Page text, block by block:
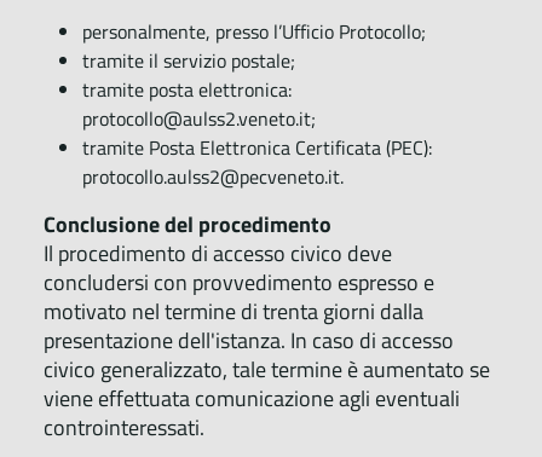
personalmente, presso l’Ufficio Protocollo;
tramite il servizio postale;
tramite posta elettronica:
protocollo@aulss2.veneto.it;
tramite Posta Elettronica Certificata (PEC):
protocollo.aulss2@pecveneto.it.
Conclusione del procedimento
Il procedimento di accesso civico deve
concludersi con provvedimento espresso e
motivato nel termine di trenta giorni dalla
presentazione dell'istanza. In caso di accesso
civico generalizzato, tale termine è aumentato se
viene effettuata comunicazione agli eventuali
controinteressati.